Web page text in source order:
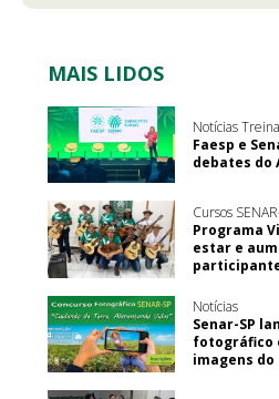
MAIS LIDOS
Notícias
Faesp e
debates do
Cursos
Programa
estar e
Notícias
Senar-SP
fotográfico
imagens do